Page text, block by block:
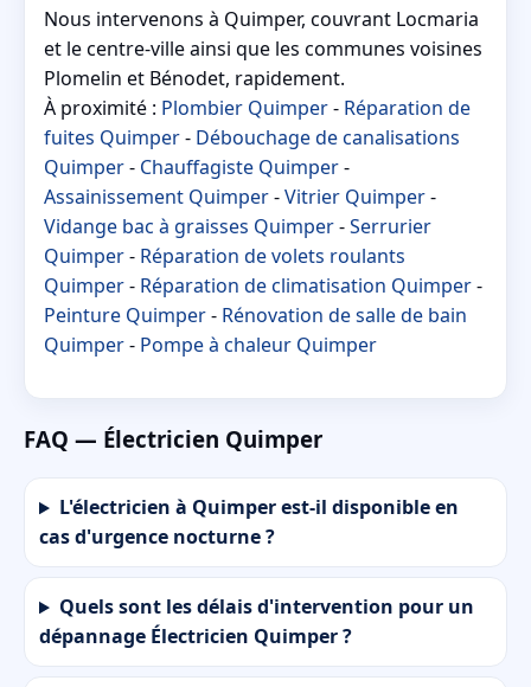
Nous intervenons à Quimper, couvrant Locmaria
et le centre-ville ainsi que les communes voisines
Plomelin et Bénodet, rapidement.
À proximité : Plombier Quimper- Réparation de
fuites Quimper- Débouchage de canalisations
Quimper- Chauffagiste Quimper-
Assainissement Quimper-Vitrier Quimper-
Vidange bac à graisses Quimper-Serrurier
Quimper- Réparation de volets roulants
Quimper- Réparation de climatisation Quimper-
Peinture Quimper- Rénovation de salle de bain
Quimper- Pompe à chaleur Quimper
FAQ — Électricien Quimper
L'électricien à Quimper est-il disponible en
cas d'urgence nocturne ?
Quels sont les délais d'intervention pour un
dépannage Électricien Quimper ?